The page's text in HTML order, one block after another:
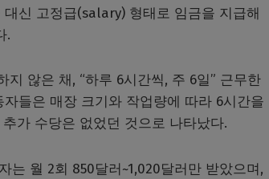
신 고정급(salary) 형태로 임금을 지급해
.
않은 채, “하루 6시간씩, 주 6일” 근무한
들은 매장 크기와 작업량에 따라 6시간을
가 수당은 없었던 것으로 나타났다.
는 월 2회 850달러~1,020달러만 받았으며,